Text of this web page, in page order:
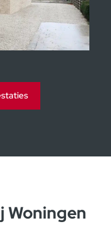
Woningen